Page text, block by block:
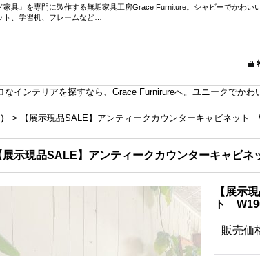
具』を専門に製作する無垢家具工房Grace Furniture。シャビーでかわい
、学習机、フレームなど…
インテリアを探すなら、Grace Furnirureへ。ユニークでかわ
> 【展示現品SALE】アンティークカウンターキャビネット
展示現品SALE】アンティークカウンターキャビ
【展示
ト
販売価